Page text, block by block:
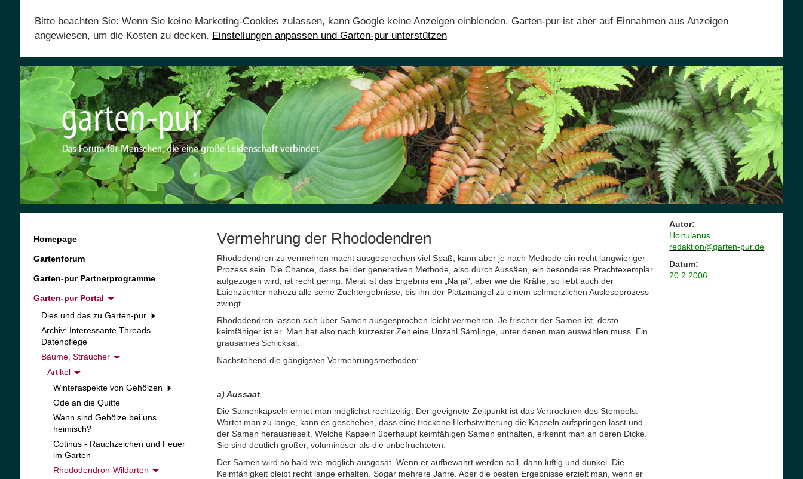
Bitte beachten Sie: Wenn Sie keine Marketing-Cookies zulassen, kann Google keine Anzeigen einblenden. Garten-pur ist aber auf Einnahmen aus Anzeigen
angewiesen, um die Kosten zu decken. Einstellungen anpassen und Garten-pur unterstützen
Homepage
Gartenforum
Garten-pur Partnerprogramme
Garten-pur Portal
Dies und das zu Garten-pur
Archiv: Interessante Threads
Datenpflege
Bäume, Sträucher
Artikel
Winteraspekte von Gehölzen
Ode an die Quitte
Wann sind Gehölze bei uns
heimisch?
Cotinus - Rauchzeichen und Feuer
im Garten
Rhododendron-Wildarten
Vermehrung der Rhododendren
Rhododendren zu vermehren macht ausgesprochen viel Spaß, kann aber je nach Methode ein recht langwieriger
Prozess sein. Die Chance, dass bei der generativen Methode, also durch Aussäen, ein besonderes Prachtexemplar
aufgezogen wird, ist recht gering. Meist ist das Ergebnis ein „Na ja", aber wie die Krähe, so liebt auch der
Laienzüchter nahezu alle seine Zuchtergebnisse, bis ihn der Platzmangel zu einem schmerzlichen Ausleseprozess
zwingt.
Rhododendren lassen sich über Samen ausgesprochen leicht vermehren. Je frischer der Samen ist, desto
keimfähiger ist er. Man hat also nach kürzester Zeit eine Unzahl Sämlinge, unter denen man auswählen muss. Ein
grausames Schicksal.
Nachstehend die gängigsten Vermehrungsmethoden:
a) Aussaat
Die Samenkapseln erntet man möglichst rechtzeitig. Der geeignete Zeitpunkt ist das Vertrocknen des Stempels.
Wartet man zu lange, kann es geschehen, dass eine trockene Herbstwitterung die Kapseln aufspringen lässt und
der Samen herausrieselt. Welche Kapseln überhaupt keimfähigen Samen enthalten, erkennt man an deren Dicke.
Sie sind deutlich größer, voluminöser als die unbefruchteten.
Der Samen wird so bald wie möglich ausgesät. Wenn er aufbewahrt werden soll, dann luftig und dunkel. Die
Keimfähigkeit bleibt recht lange erhalten. Sogar mehrere Jahre. Aber die besten Ergebnisse erzielt man, wenn er
Autor:
Hortulanus
redaktion@garten-pur.de
Datum:
20.2.2006